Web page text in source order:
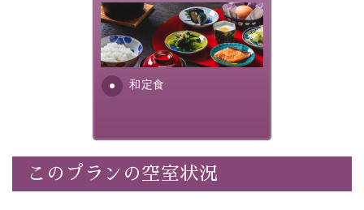
・環境に配慮したアメニティをご用意
・館内フリーWi-Fi
・チェックイン15時、チェックアウト10時
いう昔の暦による料理表現）
・朝食はこだわりの味噌汁をはじめとした和定食
和定食
さっぱりとした和食膳に使わ
れる食材は、諏訪の名産品を
ふんだんに取り入れ、安心・
安全を心掛けた長野県産...
このプランの空室状況